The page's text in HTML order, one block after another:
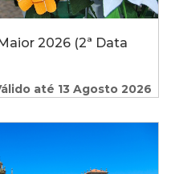
2026 (2ª Data
até 13 Agosto 2026